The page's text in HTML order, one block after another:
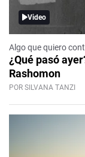
Video
Algo que quiero
¿Qué pasó
Rashomon
POR SILVANA TANZI